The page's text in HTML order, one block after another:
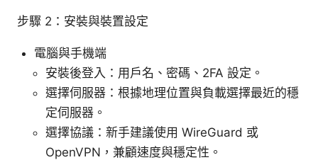
步驟 2：安裝與裝置設定
電腦與手機端
安裝後登入：用戶名、密碼、2FA 設定。
選擇伺服器：根據地理位置與負載選擇最近的穩
定伺服器。
選擇協議：新手建議使用 WireGuard 或
OpenVPN，兼顧速度與穩定性。